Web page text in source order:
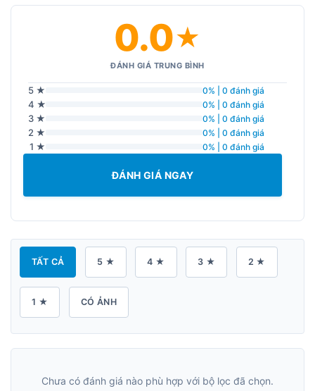
0.0★
ĐÁNH GIÁ TRUNG BÌNH
5 ★ 0% | 0 đánh giá
4 ★ 0% | 0 đánh giá
3 ★ 0% | 0 đánh giá
2 ★ 0% | 0 đánh giá
1 ★ 0% | 0 đánh giá
ĐÁNH GIÁ NGAY
TẤT CẢ 5 ★ 4 ★ 3 ★ 2 ★
1 ★ CÓ ẢNH
Chưa có đánh giá nào phù hợp với bộ lọc đã chọn.